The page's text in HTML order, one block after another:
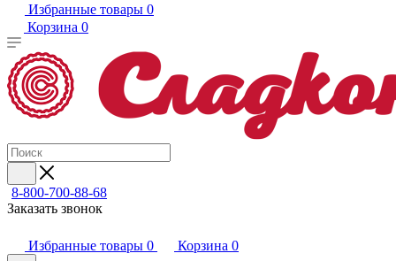
Избранные товары 0
Корзина 0
8-800-700-88-68
Заказать звонок
Избранные товары 0 Корзина 0